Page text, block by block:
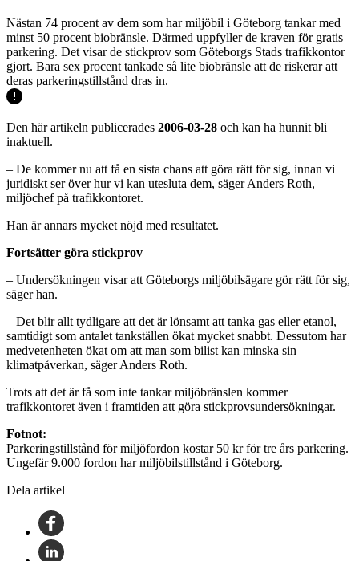
Nästan 74 procent av dem som har miljöbil i Göteborg tankar med
minst 50 procent biobränsle. Därmed uppfyller de kraven för gratis
parkering. Det visar de stickprov som Göteborgs Stads trafikkontor
gjort. Bara sex procent tankade så lite biobränsle att de riskerar att
deras parkeringstillstånd dras in.
Den här artikeln publicerades 2006-03-28 och kan ha hunnit bli
inaktuell.
– De kommer nu att få en sista chans att göra rätt för sig, innan vi
juridiskt ser över hur vi kan utesluta dem, säger Anders Roth,
miljöchef på trafikkontoret.
Han är annars mycket nöjd med resultatet.
Fortsätter göra stickprov
– Undersökningen visar att Göteborgs miljöbilsägare gör rätt för sig,
säger han.
– Det blir allt tydligare att det är lönsamt att tanka gas eller etanol,
samtidigt som antalet tankställen ökat mycket snabbt. Dessutom har
medvetenheten ökat om att man som bilist kan minska sin
klimatpåverkan, säger Anders Roth.
Trots att det är få som inte tankar miljöbränslen kommer
trafikkontoret även i framtiden att göra stickprovsundersökningar.
Fotnot:
Parkeringstillstånd för miljöfordon kostar 50 kr för tre års parkering.
Ungefär 9.000 fordon har miljöbilstillstånd i Göteborg.
Dela artikel